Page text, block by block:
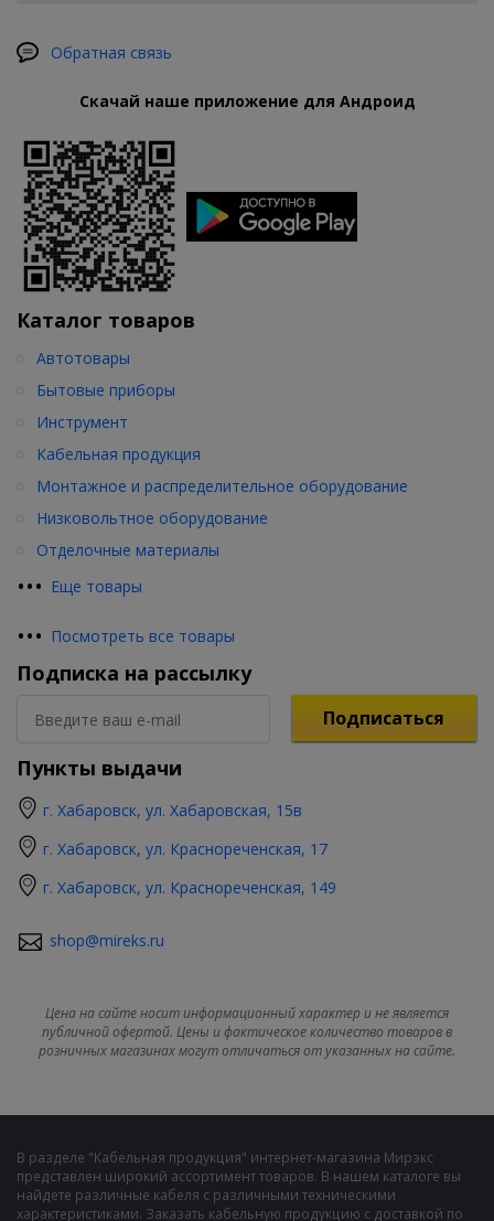
Обратная связь
Скачай наше приложение для Андроид
Каталог товаров
••• Еще товары
Автотовары
Бытовые приборы
Инструмент
Кабельная продукция
Монтажное и распределительное оборудование
Низковольтное оборудование
Отделочные материалы
••• Посмотреть все товары
Подписка на рассылку
Подписаться
Пункты выдачи
г. Хабаровск, ул. Хабаровская, 15в
г. Хабаровск, ул. Краснореченская, 17
г. Хабаровск, ул. Краснореченская, 149
shop@mireks.ru
Цена на сайте носит информационный характер и не является
публичной офертой. Цены и фактическое количество товаров в
розничных магазинах могут отличаться от указанных на сайте.
В разделе "Кабельная продукция" интернет-магазина Мирэкс
представлен широкий ассортимент товаров. В нашем каталоге вы
найдете различные кабеля с различными техническими
характеристиками. Заказать кабельную продукцию с доставкой по